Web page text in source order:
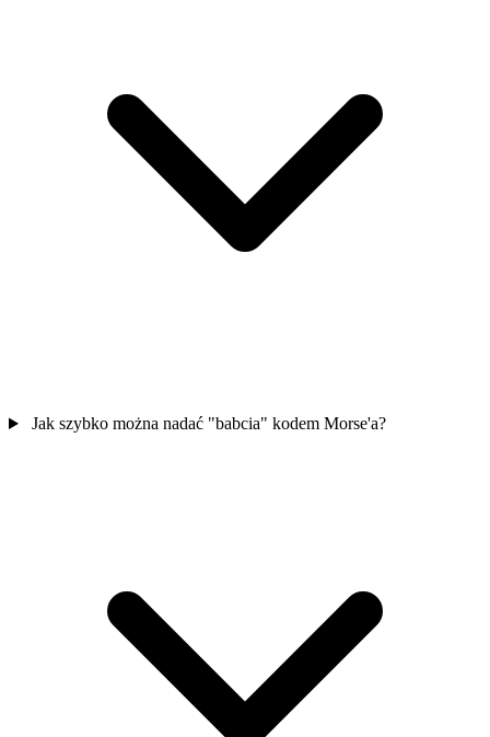
Jak szybko można nadać "babcia" kodem Morse'a?